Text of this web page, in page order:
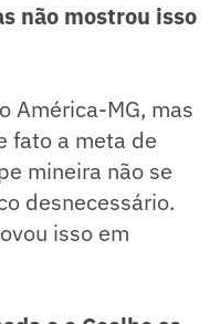
não mostrou isso
América-MG, mas
fato a meta de
mineira não se
desnecessário.
isso em